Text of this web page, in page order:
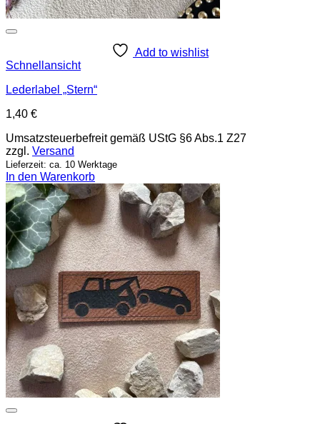
Add to wishlist
Schnellansicht
Lederlabel „Stern“
1,40 €
Umsatzsteuerbefreit gemäß UStG §6 Abs.1 Z27
zzgl. Versand
Lieferzeit: ca. 10 Werktage
In den Warenkorb